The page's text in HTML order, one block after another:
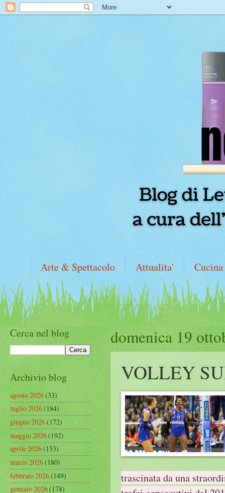
Arte & Spettacolo Attualita' Cucina
domenica 19
VOLLEY
trascinata da una
Cerca nel blog
Archivio blog
agosto 2026(33)
luglio 2026(184)
giugno 2026(172)
maggio 2026(192)
aprile 2026(153)
marzo 2026(180)
febbraio 2026(149)
gennaio 2026(178)